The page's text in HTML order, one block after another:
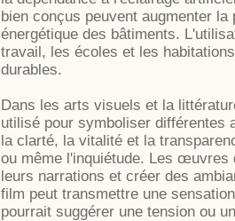
bien conçus peuvent augmenter
énergétique des bâtiments.
travail, les écoles et les
durables.
Dans les arts visuels et la
utilisé pour symboliser différentes
la clarté, la vitalité et la
ou même l'inquiétude. Les
leurs narrations et créer des
film peut transmettre une
pourrait suggérer une tension ou